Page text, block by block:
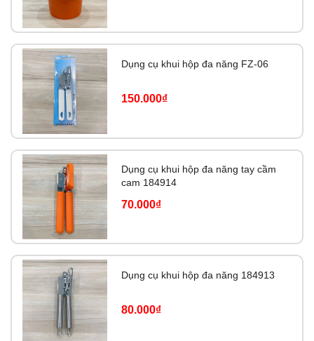
Dụng cụ khui hộp đa năng FZ-06
150.000₫
Dụng cụ khui hộp đa năng tay cầm
cam 184914
70.000₫
Dụng cụ khui hộp đa năng 184913
80.000₫